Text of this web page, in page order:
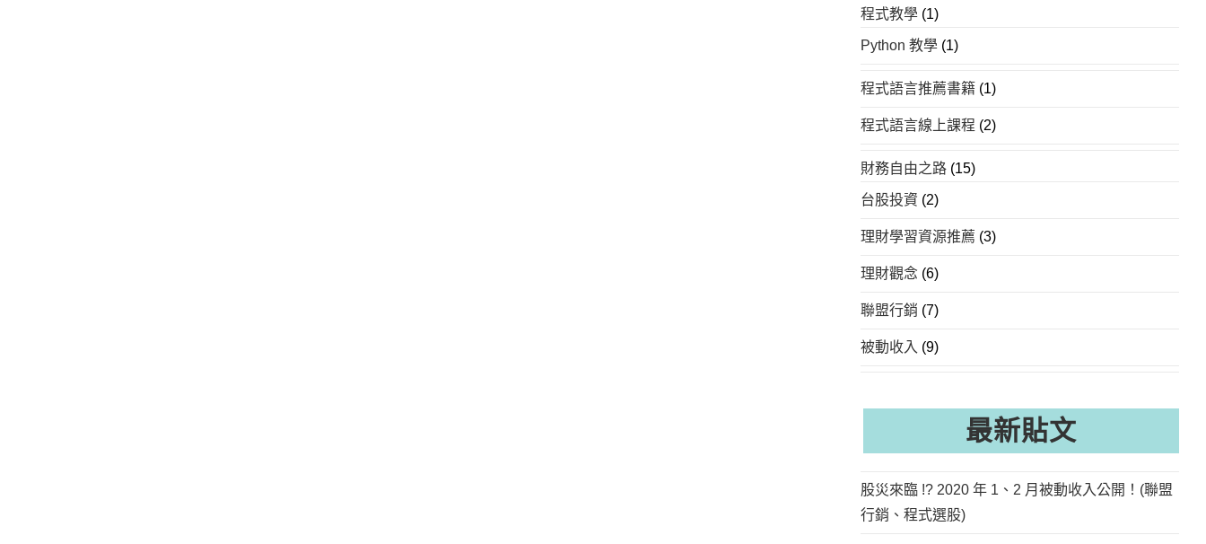
程式教學 (1)
Python 教學 (1)
程式語言推薦書籍 (1)
程式語言線上課程 (2)
財務自由之路 (15)
台股投資 (2)
理財學習資源推薦 (3)
理財觀念 (6)
聯盟行銷 (7)
被動收入 (9)
最新貼文
股災來臨 !? 2020 年 1、2 月被動收入公開！(聯盟
行銷、程式選股)